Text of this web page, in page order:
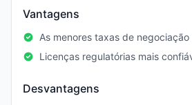
Vantagens
As menores taxas de
Licenças regulatórias mais
Desvantagens